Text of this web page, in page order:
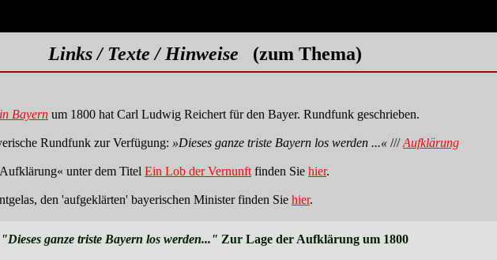
Links / Texte / Hinweise (zum Thema)
Bayern um 1800 hat Carl Ludwig Reichert für den Bayer. Rundfunk geschrieben.
Rundfunk zur Verfügung: »Dieses ganze triste Bayern los werden ...« ///Aufklärung
unter dem Titel Ein Lob der Vernunft finden Sie hier.
den 'aufgeklärten' bayerischen Minister finden Sie hier.
"Dieses ganze triste Bayern los werden..." Zur Lage der Aufklärung um 1800